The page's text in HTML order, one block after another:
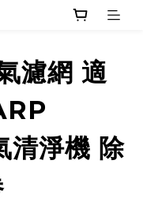
濾網 適
淨機 除